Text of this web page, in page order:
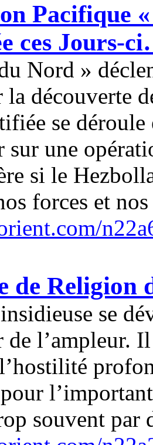
Pacifique
ces Jours-
Nord »
la découverte
se
sur une
si le
forces et
de Religion
se
de l’ampleur.
souvent par